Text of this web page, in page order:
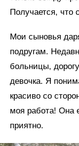
Получается, что
Мои сыновья
подругам.
больницы,
девочка. Я
красиво со
моя работа! Она
приятно.